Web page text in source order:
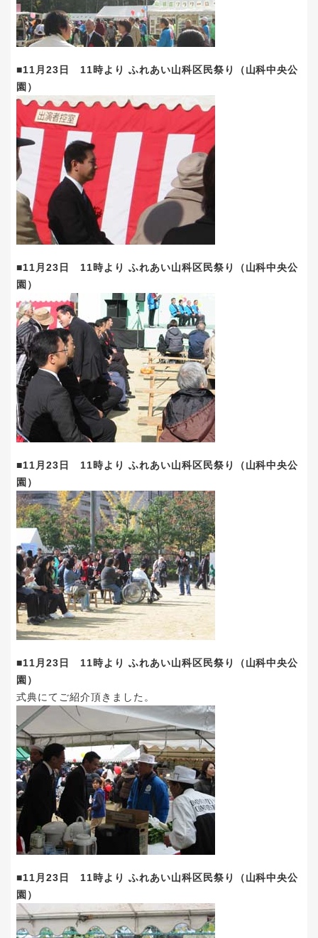
■11月23日 11時より ふれあい山科区民祭り（山科中央公
園）
■11月23日 11時より ふれあい山科区民祭り（山科中央公
園）
■11月23日 11時より ふれあい山科区民祭り（山科中央公
園）
■11月23日 11時より ふれあい山科区民祭り（山科中央公
園）
式典にてご紹介頂きました。
■11月23日 11時より ふれあい山科区民祭り（山科中央公
園）